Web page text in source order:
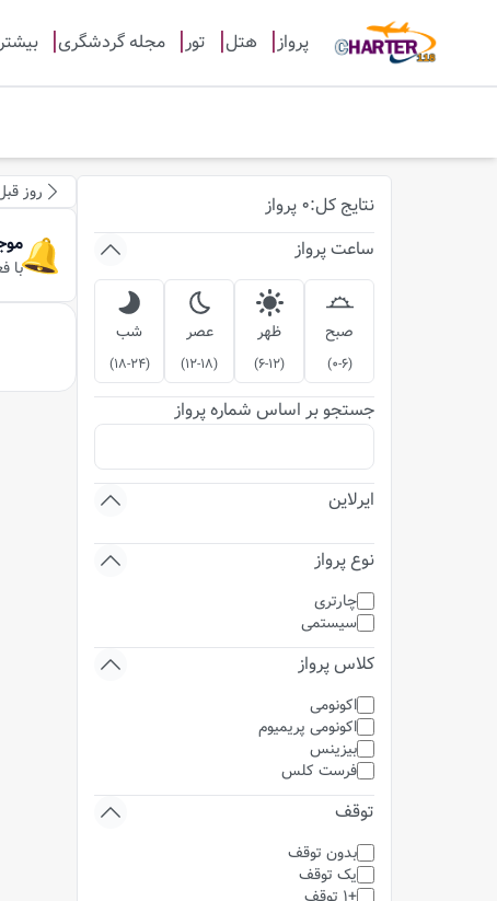
پرواز هتل تور مجله گردشگری
نتایج کل:
0 پرواز
ساعت پرواز
صبح
(
0-6
)
ظهر
(
6-12
)
عصر
(
12-18
)
شب
(
18-24
)
جستجو بر اساس شماره پرواز
ایرلاین
نوع پرواز
چارتری
سیستمی
کلاس پرواز
اکونومی
اکونومی پریمیوم
بیزینس
فرست کلس
توقف
بدون توقف
یک توقف
روز
با